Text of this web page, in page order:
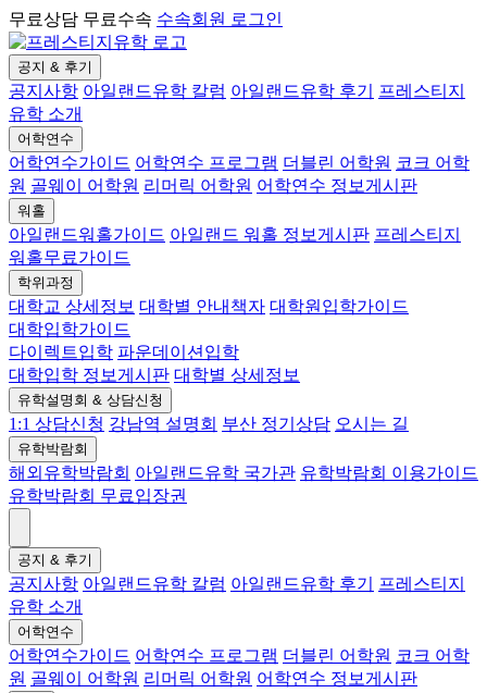
무료상담 무료수속 수속회원 로그인
공지 & 후기
공지사항 아일랜드유학 칼럼 아일랜드유학 후기
프레스티지
유학 소개
어학연수
어학연수가이드 어학연수 프로그램 더블린 어학원 코크 어학
원 골웨이 어학원 리머릭 어학원 어학연수 정보게시판
워홀
아일랜드워홀가이드 아일랜드 워홀 정보게시판 프레스티지
워홀무료가이드
학위과정
대학교 상세정보 대학별 안내책자 대학원입학가이드
대학입학가이드
다이렉트입학 파운데이션입학
대학입학 정보게시판 대학별 상세정보
유학설명회 & 상담신청
1:1 상담신청 강남역 설명회 부산 정기상담 오시는 길
유학박람회
해외유학박람회 아일랜드유학 국가관 유학박람회 이용가이드
유학박람회 무료입장권
공지 & 후기
공지사항 아일랜드유학 칼럼 아일랜드유학 후기
프레스티지
유학 소개
어학연수
어학연수가이드 어학연수 프로그램 더블린 어학원 코크 어학
원 골웨이 어학원 리머릭 어학원 어학연수 정보게시판